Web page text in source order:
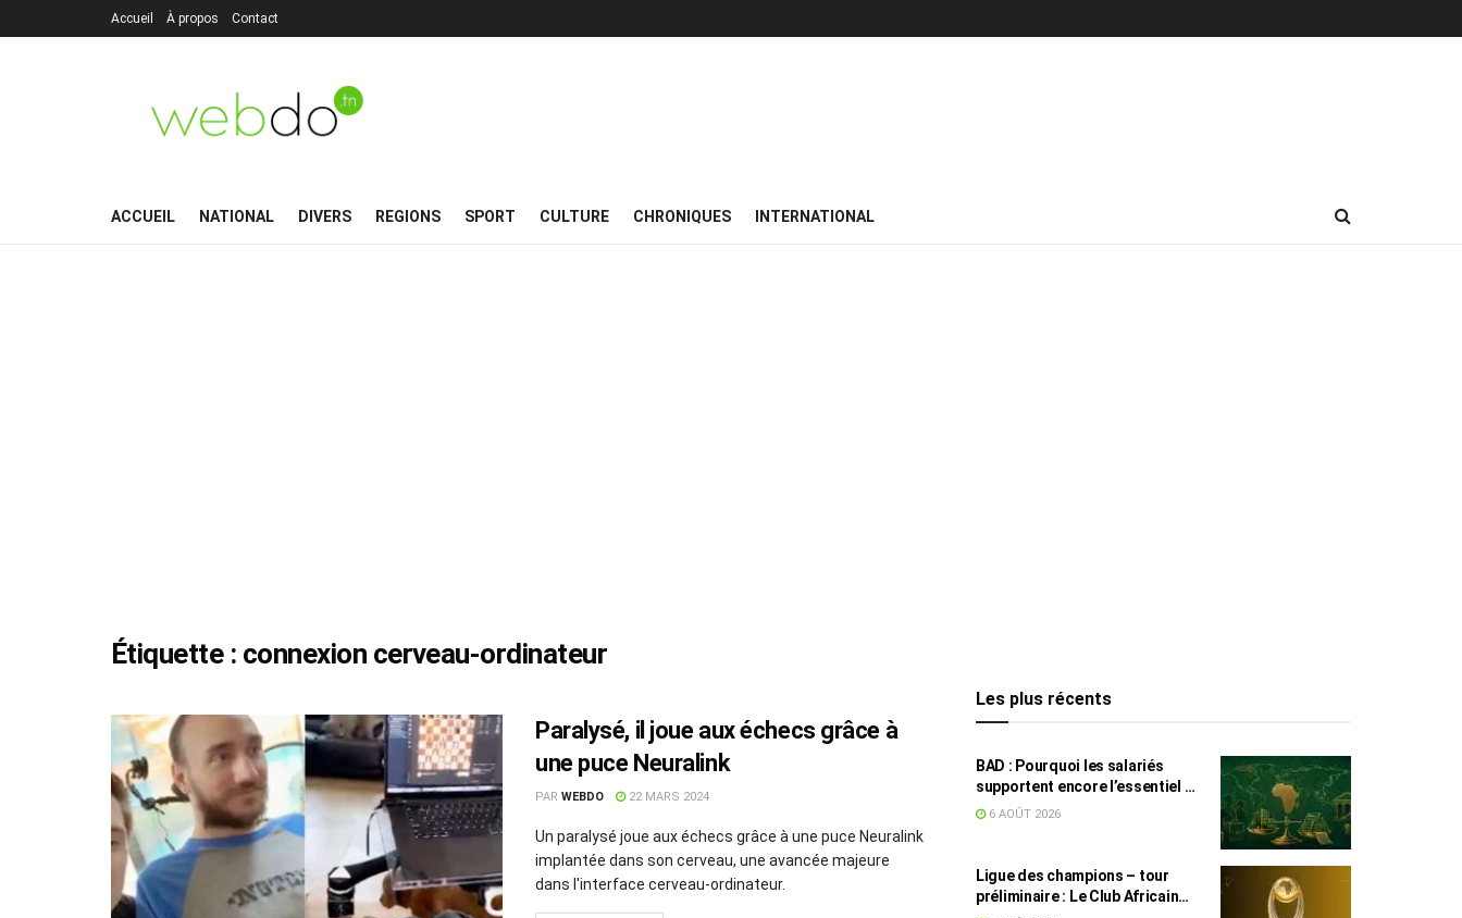
Accueil À propos Contact
ACCUEIL NATIONAL DIVERS REGIONS SPORT CULTURE CHRONIQUES INTERNATIONAL
Étiquette : connexion cerveau-ordinateur
Paralysé, il joue aux échecs grâce à
une puce Neuralink
PAR WEBDO 22 MARS 2024
Un paralysé joue aux échecs grâce à une puce Neuralink
implantée dans son cerveau, une avancée majeure
dans l'interface cerveau-ordinateur.
Les plus récents
BAD : Pourquoi les salariés
supportent encore l’essentiel de
l’effort fiscal en Tunisie
6 AOÛT 2026
Ligue des champions – tour
préliminaire : Le Club Africain